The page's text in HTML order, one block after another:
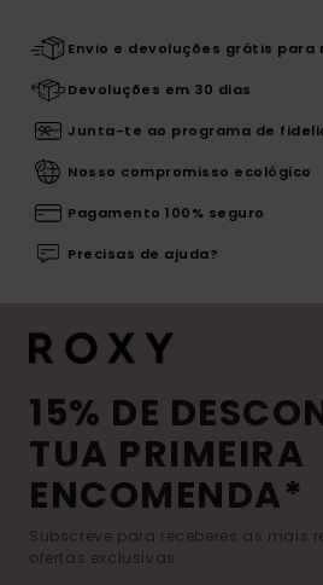
Envio e devoluções grátis para
Devoluções em 30 dias
Junta-te ao programa de
Nosso compromisso ecológico
Pagamento 100% seguro
Precisas de ajuda?
15% DE
TUA PRIMEIRA
ENCOMENDA*
Subscreve para receberes as mais
ofertas exclusivas.